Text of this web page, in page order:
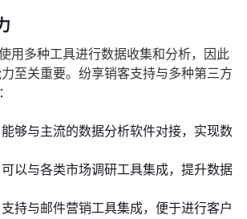
用多种工具进行数据收集和分析，因此
至关重要。纷享销客支持与多种第三方
能够与主流的数据分析软件对接，实现数
可以与各类市场调研工具集成，提升数据
支持与邮件营销工具集成，便于进行客户